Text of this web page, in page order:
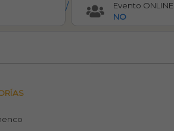
/
Evento ONLINE
NO